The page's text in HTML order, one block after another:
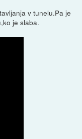
v tunelu.Pa je
je slaba.